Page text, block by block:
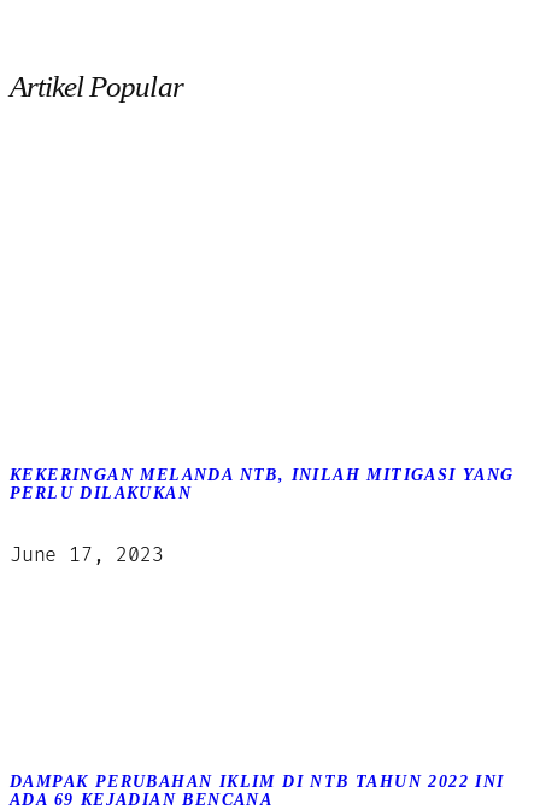
Artikel Popular
KEKERINGAN MELANDA NTB, INILAH MITIGASI YANG
PERLU DILAKUKAN
June 17, 2023
DAMPAK PERUBAHAN IKLIM DI NTB TAHUN 2022 INI
ADA 69 KEJADIAN BENCANA